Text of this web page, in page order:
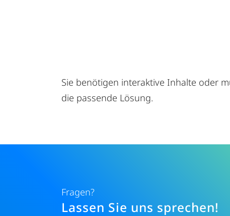
Sie benötigen interaktive Inhalte oder
die passende Lösung.
Fragen?
Lassen Sie uns sprechen!